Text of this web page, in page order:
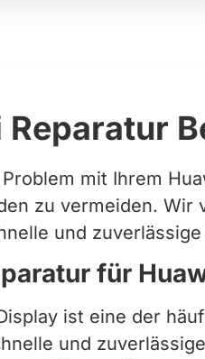
Reparatur
mit Ihrem
zu vermeiden. Wir
und
für
ist eine der
und